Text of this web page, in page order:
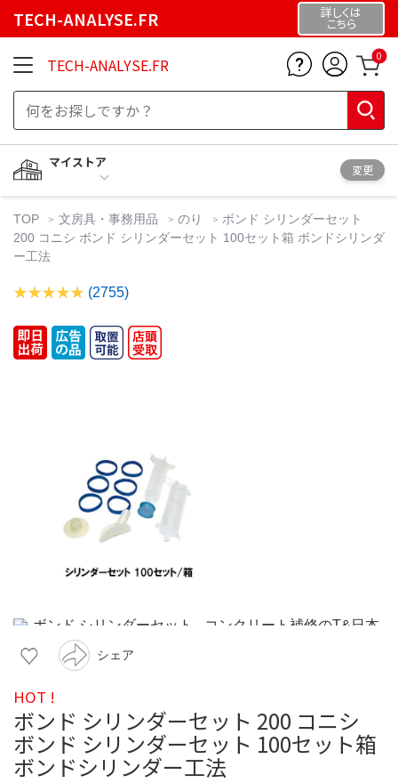
TECH-ANALYSE.FR 詳しくは
こちら
TECH-ANALYSE.FR 0
マイストア
変更
TOP 文房具・事務用品 のり
ボンド シリンダーセット
200 コニシ ボンド シリンダーセット 100セット箱 ボンドシリンダ
ー工法
(2755)
シェア
HOT !
ボンド シリンダーセット 200 コニシ
ボンド シリンダーセット 100セット箱
ボンドシリンダー工法